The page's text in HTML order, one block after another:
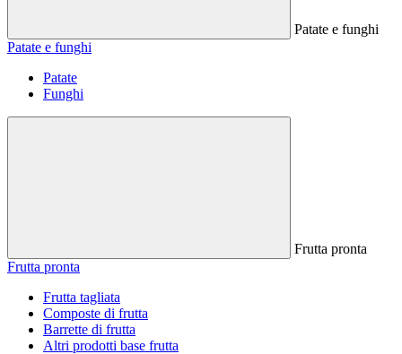
Patate e funghi
Patate e funghi
Patate
Funghi
Frutta pronta
Frutta pronta
Frutta tagliata
Composte di frutta
Barrette di frutta
Altri prodotti base frutta